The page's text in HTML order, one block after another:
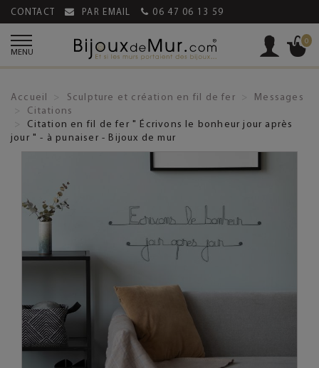
CONTACT PAR EMAIL 06 47 06 13 59
MENU
0
Accueil Sculpture et création en fil de fer
Messages
Citations
Citation en fil de fer " Écrivons le bonheur jour après
jour " - à punaiser - Bijoux de mur